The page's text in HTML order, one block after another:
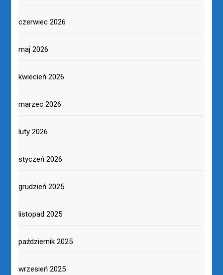
czerwiec 2026
maj 2026
kwiecień 2026
marzec 2026
luty 2026
styczeń 2026
grudzień 2025
listopad 2025
październik 2025
wrzesień 2025